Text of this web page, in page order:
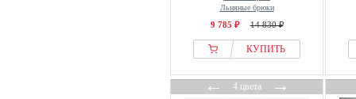
Льняные брюки
9 785 ₽ 14 830 ₽
КУПИТЬ
←4 цвета→